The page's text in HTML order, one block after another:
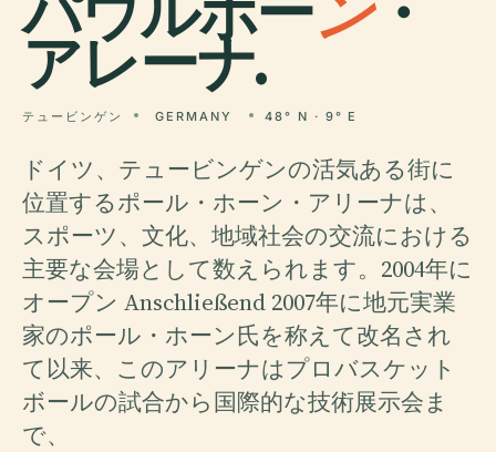
アレーナ.
テュービンゲン GERMANY 48° N · 9° E
ドイツ、テュービンゲンの活気ある街に
位置するポール・ホーン・アリーナは、
スポーツ、文化、地域社会の交流における
主要な会場として数えられます。2004年に
オープン Anschließend 2007年に地元実業
家のポール・ホーン氏を称えて改名され
て以来、このアリーナはプロバスケット
ボールの試合から国際的な技術展示会ま
で、